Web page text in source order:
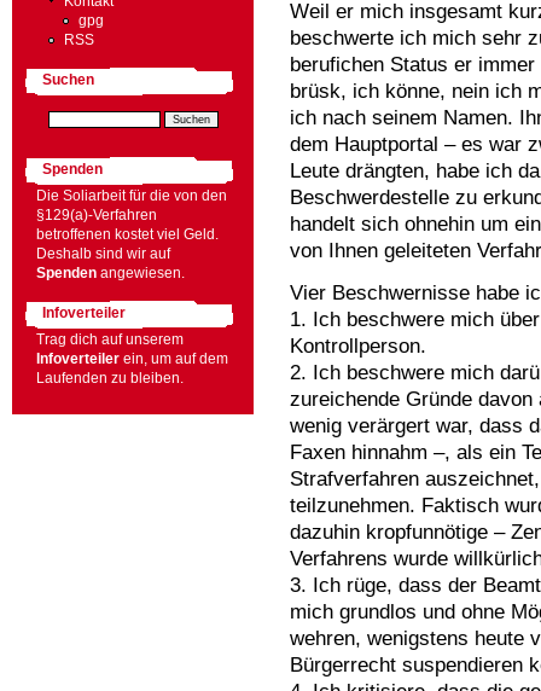
Weil er mich insgesamt
beschwerte ich mich sehr
berufichen Status er
brüsk, ich könne, nein ich
ich nach seinem Namen.
dem Hauptportal – es war
Leute drängten, habe ich
Beschwerdestelle zu
handelt sich ohnehin um
von Ihnen geleiteten
Vier Beschwernisse habe
1. Ich beschwere mich
Kontrollperson.
2. Ich beschwere mich
zureichende Gründe
wenig verärgert war, dass
Faxen hinnahm –, als ein
Strafverfahren
teilzunehmen. Faktisch
dazuhin kropfunnötige –
Verfahrens wurde
3. Ich rüge, dass der
mich grundlos und ohne
wehren, wenigstens heute
Bürgerrecht suspendieren
gpg
RSS
Suchen
Spenden
Die Soliarbeit für die von den
§129(a)-Verfahren
betroffenen kostet viel Geld.
Deshalb sind wir auf
Spenden angewiesen.
Infoverteiler
Trag dich auf unserem
Infoverteiler ein, um auf dem
Laufenden zu bleiben.